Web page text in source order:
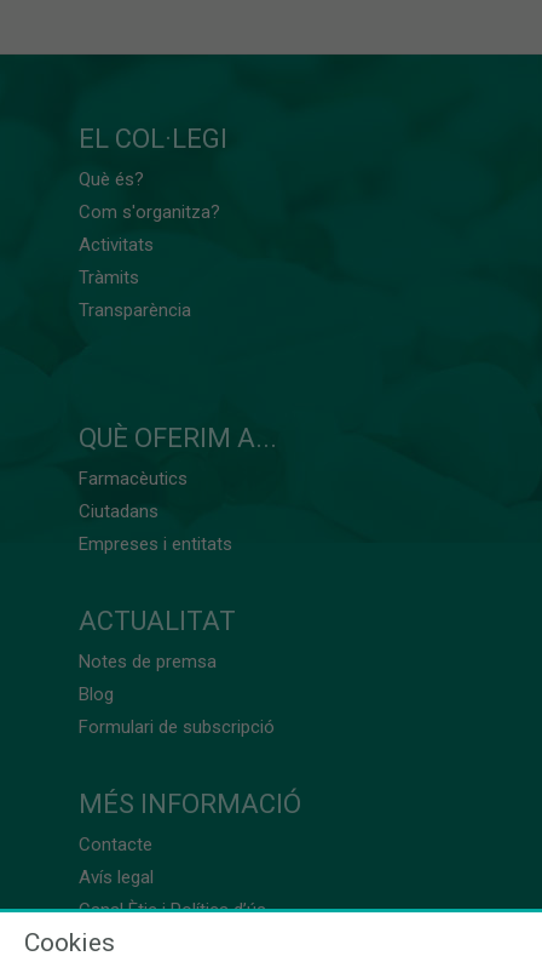
EL COL·LEGI
Què és?
Com s'organitza?
Activitats
Tràmits
Transparència
QUÈ OFERIM A...
Farmacèutics
Ciutadans
Empreses i entitats
ACTUALITAT
Notes de premsa
Blog
Formulari de subscripció
MÉS INFORMACIÓ
Contacte
Avís legal
Canal Ètic i Política d’ús
Cookies